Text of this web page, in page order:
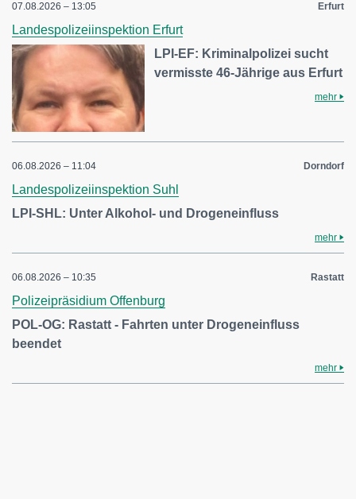
07.08.2026 – 13:05 Erfurt
Landespolizeiinspektion Erfurt
LPI-EF: Kriminalpolizei sucht
vermisste 46-Jährige aus Erfurt
mehr
06.08.2026 – 11:04 Dorndorf
Landespolizeiinspektion Suhl
LPI-SHL: Unter Alkohol- und Drogeneinfluss
mehr
06.08.2026 – 10:35 Rastatt
Polizeipräsidium Offenburg
POL-OG: Rastatt - Fahrten unter Drogeneinfluss
beendet
mehr